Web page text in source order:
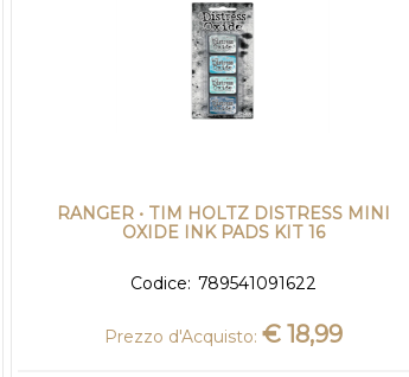
RANGER • TIM HOLTZ DISTRESS MINI
OXIDE INK PADS KIT 16
Codice: 789541091622
Prezzo d'Acquisto: € 18,99